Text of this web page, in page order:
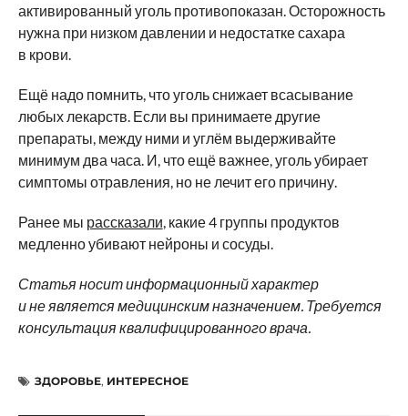
активированный уголь противопоказан. Осторожность
нужна при низком давлении и недостатке сахара
в крови.
Ещё надо помнить, что уголь снижает всасывание
любых лекарств. Если вы принимаете другие
препараты, между ними и углём выдерживайте
минимум два часа. И, что ещё важнее, уголь убирает
симптомы отравления, но не лечит его причину.
Ранее мы рассказали , какие 4 группы продуктов
медленно убивают нейроны и сосуды.
Статья носит информационный характер
и не является медицинским назначением. Требуется
консультация квалифицированного врача.
ЗДОРОВЬЕ, ИНТЕРЕСНОЕ